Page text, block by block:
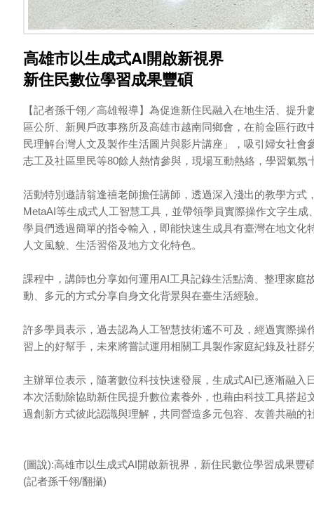
高雄市以生成式AI開啟新視界
新住民數位學習成果豐碩
【記者孫千翎／高雄報導】為促進新住民融入在地生活、提
區公所、新興戶政事務所及高雄市越南同鄉會，在前金區行
民理解台灣人文及製作生活圖片與影片講座」，吸引婦女社
志工及社區里民等80餘人熱情參與，現場互動熱絡，學習氣氛
活動特別邀請翁逢禧老師擔任講師，透過深入淺出的教學方式
MetaAI等生成式人工智慧工具，並帶領學員實際操作文字生
學員們透過簡單的指令輸入，即能快速生成具有臺灣在地文化
人文風貌、生活習俗及地方文化特色。
課程中，講師也分享如何運用AI工具記錄生活點滴、整理家庭
動、多元的方式分享自身文化背景與在臺生活經驗。
許多學員表示，過去認為人工智慧技術遙不可及，經過實際操
習上的好幫手，未來將嘗試運用相關工具製作家庭紀錄及社群
主辦單位表示，隨著數位科技快速發展，生成式AI已逐漸融入
本次活動除協助新住民提升數位素養外，也藉由科技工具搭起
過創新方式彼此認識與理解，共同營造多元包容、友善共融的
(圖說):高雄市以生成式AI開啟新視界，新住民數位學習成果豐
(記者孫千翎/翻攝)